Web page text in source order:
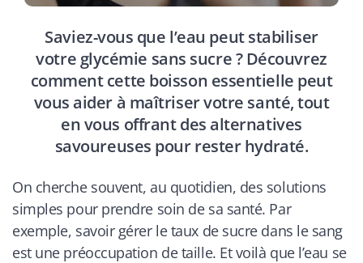
Saviez-vous que l’eau peut stabiliser
votre glycémie sans sucre ? Découvrez
comment cette boisson essentielle peut
vous aider à maîtriser votre santé, tout
en vous offrant des alternatives
savoureuses pour rester hydraté.
On cherche souvent, au quotidien, des solutions
simples pour prendre soin de sa santé. Par
exemple, savoir gérer le taux de sucre dans le sang
est une préoccupation de taille. Et voilà que l’eau se